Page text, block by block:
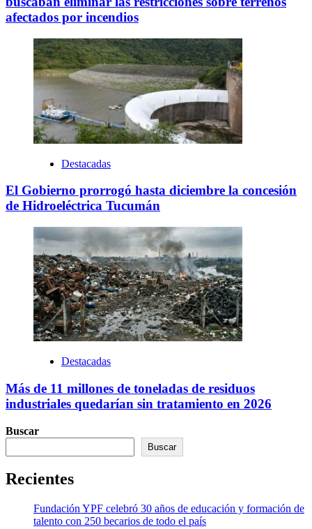
afectados por incendios
Destacadas
El Gobierno prorrogó hasta diciembre la concesión
de Hidroeléctrica Tucumán
Destacadas
Más de 11 millones de toneladas de residuos
industriales quedarían sin tratamiento en 2026
Buscar
Buscar
Recientes
Fundación YPF celebró 30 años de educación y formación de
talento con 250 becarios de todo el país